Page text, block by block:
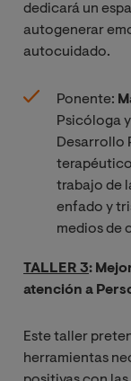
dedicará un
autogenerar
autocuidado.
Ponente:
Psicóloga
Desarrollo
terapéutico
trabajo de
enfado y
medios de
TALLER 3:
atención a
Este taller
herramientas